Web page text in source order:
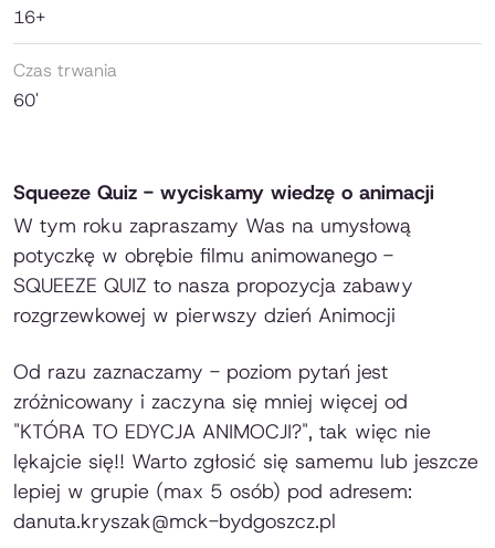
16+
Czas trwania
60'
Squeeze Quiz - wyciskamy wiedzę o animacji
W tym roku zapraszamy Was na umysłową
potyczkę w obrębie filmu animowanego -
SQUEEZE QUIZ to nasza propozycja zabawy
rozgrzewkowej w pierwszy dzień Animocji
Od razu zaznaczamy - poziom pytań jest
zróżnicowany i zaczyna się mniej więcej od
"KTÓRA TO EDYCJA ANIMOCJI?", tak więc nie
lękajcie się!! Warto zgłosić się samemu lub jeszcze
lepiej w grupie (max 5 osób) pod adresem:
danuta.kryszak@mck-bydgoszcz.pl